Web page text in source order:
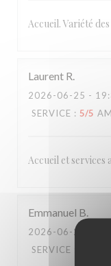
Accueil. Variété
Laurent R
2026-06-25 -
SERVICE : 5/5
Accueil et services
Emmanuel B
2026-06-20
SERVICE